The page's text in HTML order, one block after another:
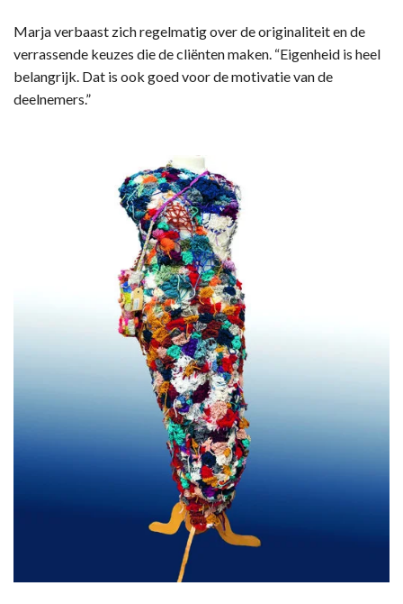
Marja verbaast zich regelmatig over de originaliteit en de
verrassende keuzes die de cliënten maken. “Eigenheid is heel
belangrijk. Dat is ook goed voor de motivatie van de
deelnemers.”